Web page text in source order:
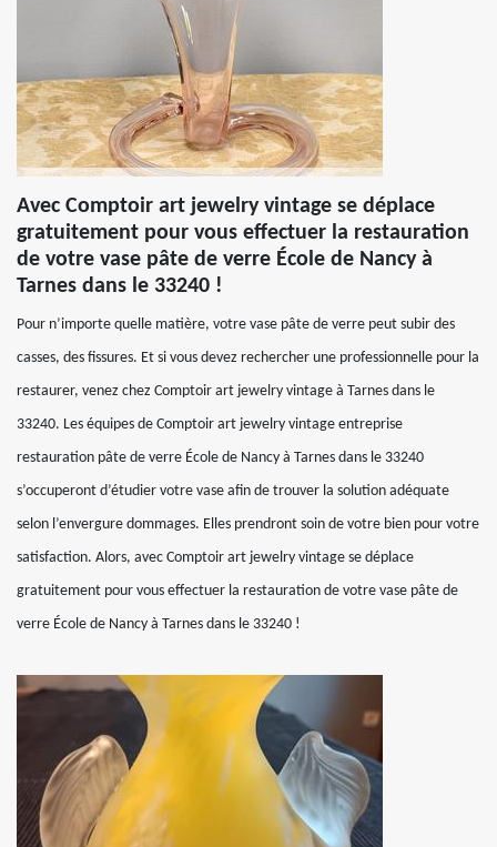
Avec Comptoir art jewelry vintage se déplace
gratuitement pour vous effectuer la restauration
de votre vase pâte de verre École de Nancy à
Tarnes dans le 33240 !
Pour n’importe quelle matière, votre vase pâte de verre peut subir des
casses, des fissures. Et si vous devez rechercher une professionnelle pour la
restaurer, venez chez Comptoir art jewelry vintage à Tarnes dans le
33240. Les équipes de Comptoir art jewelry vintage entreprise
restauration pâte de verre École de Nancy à Tarnes dans le 33240
s’occuperont d’étudier votre vase afin de trouver la solution adéquate
selon l’envergure dommages. Elles prendront soin de votre bien pour votre
satisfaction. Alors, avec Comptoir art jewelry vintage se déplace
gratuitement pour vous effectuer la restauration de votre vase pâte de
verre École de Nancy à Tarnes dans le 33240 !